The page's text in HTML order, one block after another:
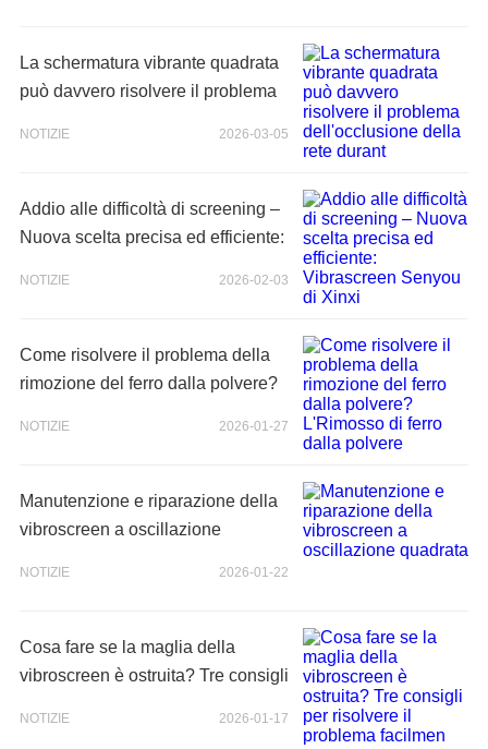
La schermatura vibrante quadrata
può davvero risolvere il problema
2026-03-05
NOTIZIE
Addio alle difficoltà di screening –
Nuova scelta precisa ed efficiente:
2026-02-03
NOTIZIE
Come risolvere il problema della
rimozione del ferro dalla polvere?
2026-01-27
NOTIZIE
Manutenzione e riparazione della
vibroscreen a oscillazione
2026-01-22
NOTIZIE
Cosa fare se la maglia della
vibroscreen è ostruita? Tre consigli
2026-01-17
NOTIZIE